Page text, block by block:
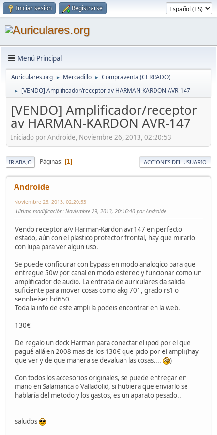
Iniciar sesión Registrarse
Menú Principal
Auriculares.org ► Mercadillo ► Compraventa (CERRADO)
► [VENDO] Amplificador/receptor av HARMAN-KARDON AVR-147
[VENDO] Amplificador/receptor
av HARMAN-KARDON AVR-147
Iniciado por Androide, Noviembre 26, 2013, 02:20:53
IR ABAJO Páginas 1 ACCIONES DEL USUARIO
Androide
Noviembre 26, 2013, 02:20:53
Ultima modificación: Noviembre 29, 2013, 20:16:40 por Androide
Vendo receptor a/v Harman-Kardon avr147 en perfecto
estado, aún con el plastico protector frontal, hay que mirarlo
con lupa para ver algun uso.
Se puede configurar con bypass en modo analogico para que
entregue 50w por canal en modo estereo y funcionar como un
amplificador de audio. La entrada de auriculares da salida
suficiente para mover cosas como akg 701, grado rs1 o
sennheiser hd650.
Toda la info de este ampli la podeis encontrar en la web.
130€
De regalo un dock Harman para conectar el ipod por el que
pagué allá en 2008 mas de los 130€ que pido por el ampli (hay
que ver y de que manera se devaluan las cosas....
)
Con todos los accesorios originales, se puede entregar en
mano en Salamanca o Valladolid, si hubiera que enviarlo se
hablaría del metodo y los gastos, es un aparato pesado..
saludos